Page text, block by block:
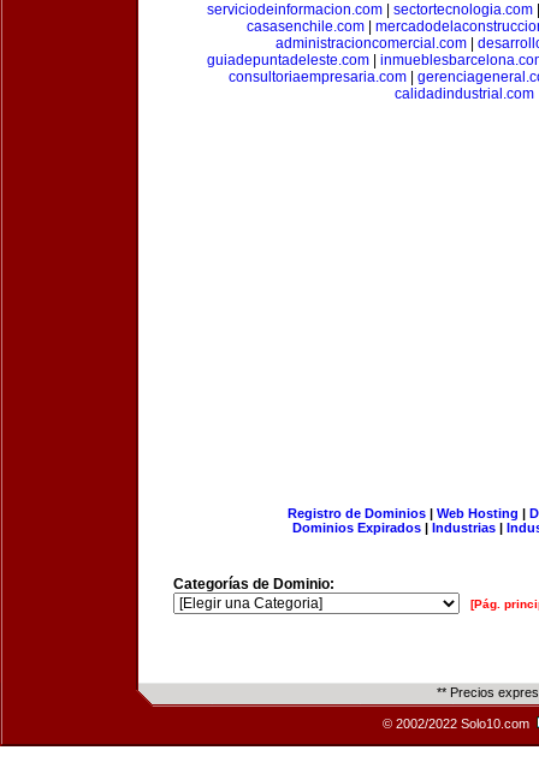
serviciodeinformacion.com
sectortecnologia.com
casasenchile.com|
administracioncomercial.com|
guiadepuntadeleste.com|
consultoriaempresaria.com
calidadindustrial.com
Registro de Dominios| Web Hosting |
Dominios Expirados | Industrias |
Categorías de Dominio:
[Pág.
** Precios
© 2002/2022 Solo10.com